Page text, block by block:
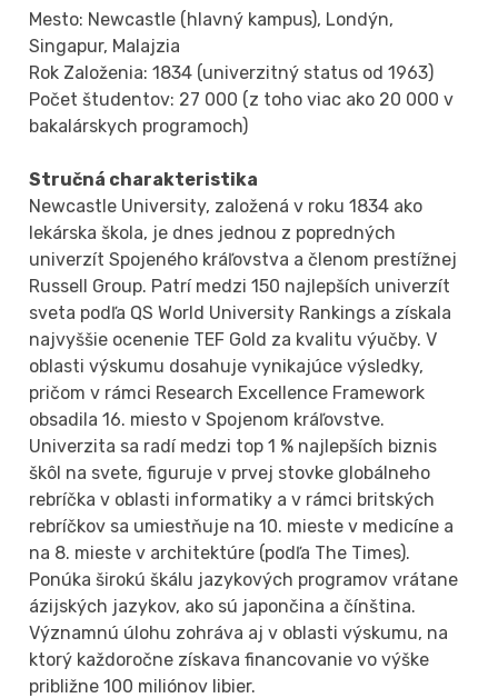
Mesto: Newcastle (hlavný kampus), Londýn,
Singapur, Malajzia
Rok Založenia: 1834 (univerzitný status od 1963)
Počet študentov: 27 000 (z toho viac ako 20 000 v
bakalárskych programoch)
Stručná charakteristika
Newcastle University, založená v roku 1834 ako
lekárska škola, je dnes jednou z popredných
univerzít Spojeného kráľovstva a členom prestížnej
Russell Group. Patrí medzi 150 najlepších univerzít
sveta podľa QS World University Rankings a získala
najvyššie ocenenie TEF Gold za kvalitu výučby. V
oblasti výskumu dosahuje vynikajúce výsledky,
pričom v rámci Research Excellence Framework
obsadila 16. miesto v Spojenom kráľovstve.
Univerzita sa radí medzi top 1 % najlepších biznis
škôl na svete, figuruje v prvej stovke globálneho
rebríčka v oblasti informatiky a v rámci britských
rebríčkov sa umiestňuje na 10. mieste v medicíne a
na 8. mieste v architektúre (podľa The Times).
Ponúka širokú škálu jazykových programov vrátane
ázijských jazykov, ako sú japončina a čínština.
Významnú úlohu zohráva aj v oblasti výskumu, na
ktorý každoročne získava financovanie vo výške
približne 100 miliónov libier.